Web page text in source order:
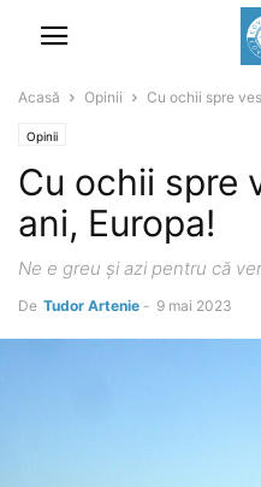
Acasă Opinii Cu ochii spre
Opinii
Cu ochii spre
ani, Europa!
Ne e greu și azi pentru că
De Tudor Artenie - 9 mai 2023